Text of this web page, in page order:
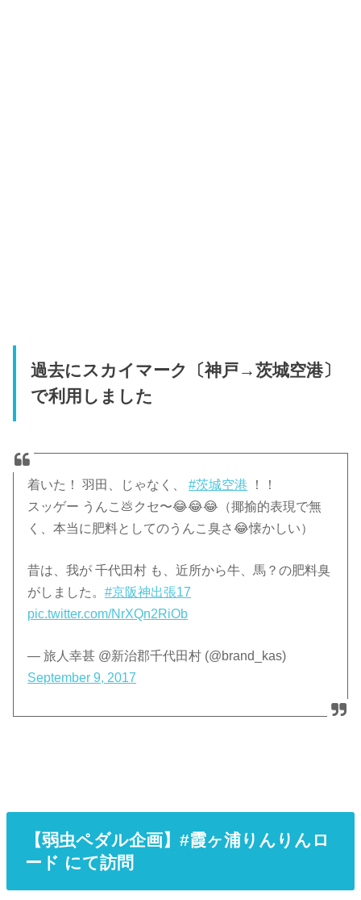
過去にスカイマーク〔神戸→茨城空港〕
で利用しました
着いた！ 羽田、じゃなく、#茨城空港 ！！
スッゲー うんこ💩クセ〜😂😂😂（揶揄的表現で無
く、本当に肥料としてのうんこ臭さ😂懐かしい）
昔は、我が 千代田村 も、近所から牛、馬？の肥料臭
がしました。#京阪神出張17
pic.twitter.com/NrXQn2RiOb
— 旅人幸甚 @新治郡千代田村 (@brand_kas)
September 9, 2017
【弱虫ペダル企画】#霞ヶ浦りんりんロ
ード にて訪問